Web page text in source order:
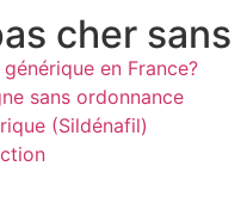
cher
en France?
sans ordonnance
(Sildénafil)